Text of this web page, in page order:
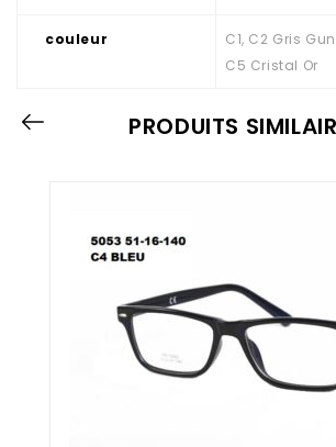
couleur
C1, C2 Gris
C5 Cristal Or
PRODUITS